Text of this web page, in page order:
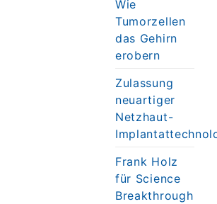
Wie
Tumorzellen
das Gehirn
erobern
Zulassung
neuartiger
Netzhaut-
Frank Holz
für Science
Breakthrough